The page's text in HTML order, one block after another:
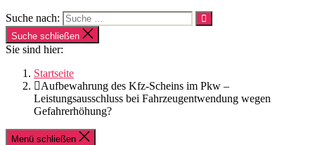
Suche nach:
Suche schließen
Sie sind hier:
Startseite
Aufbewahrung des Kfz-Scheins im Pkw –
Leistungsausschluss bei Fahrzeugentwendung wegen
Gefahrerhöhung?
Menü schließen